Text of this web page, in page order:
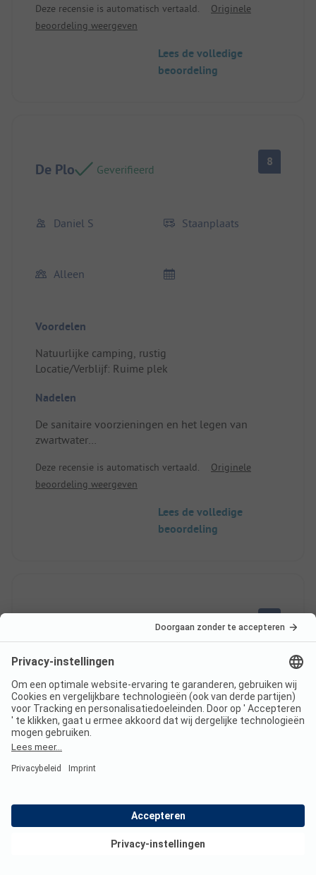
Ruime en schaduwrijke plekken die praktisch het
hele terrein beslaan.
Deze recensie is automatisch vertaald.
Originele
beoordeling weergeven
Lees de volledige
beoordeling
De Plo Geverifieerd
8
Daniel S Staanplaats
Alleen
Voordelen
Natuurlijke camping, rustig
Locatie/Verblijf: Ruime plek
Nadelen
De sanitaire voorzieningen en het legen van
zwartwater
Deze recensie is automatisch vertaald.
Originele
beoordeling weergeven
Lees de volledige
beoordeling
als omgeving een
geweldig
natuurgebied
Geverifieerd
Sietze K
Bekijk deals